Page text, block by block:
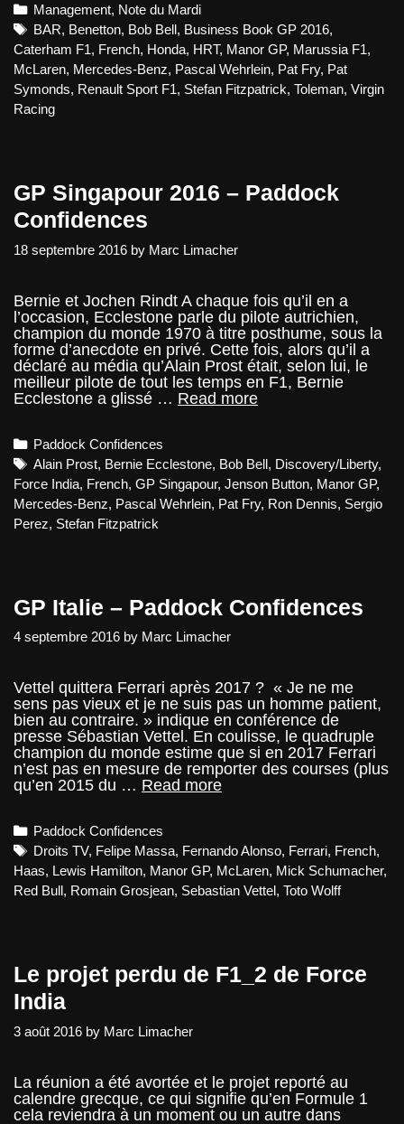
–
Le
plan
de
5
ans
Categories
Management, Note du Mardi
Tags
BAR, Benetton, Bob Bell , Business Book GP 2016,
Caterham F1, French, Honda, HRT, Manor GP, Marussia F1,
McLaren, Mercedes-Benz, Pascal Wehrlein, Pat Fry, Pat
Symonds, Renault Sport F1, Stefan Fitzpatrick, Toleman, Virgin
Racing
GP Singapour 2016 – Paddock
Confidences
18 septembre 2016 by Marc Limacher
Bernie et Jochen Rindt A chaque fois qu’il en a
l’occasion, Ecclestone parle du pilote autrichien,
champion du monde 1970 à titre posthume, sous la
forme d’anecdote en privé. Cette fois, alors qu’il a
déclaré au média qu’Alain Prost était, selon lui, le
meilleur pilote de tout les temps en F1, Bernie
Ecclestone a glissé … Read moreGP
Paddock
Confidences
Categories
Paddock Confidences
Tags
Alain Prost, Bernie Ecclestone, Bob Bell, Discovery/Liberty,
Force India, French, GP Singapour, Jenson Button, Manor GP,
Mercedes-Benz, Pascal Wehrlein, Pat Fry, Ron Dennis, Sergio
Perez, Stefan Fitzpatrick
GP Italie – Paddock Confidences
4 septembre 2016 by Marc Limacher
Vettel quittera Ferrari après 2017 ? « Je ne me
sens pas vieux et je ne suis pas un homme patient,
bien au contraire. » indique en conférence de
presse Sébastian Vettel. En coulisse, le quadruple
champion du monde estime que si en 2017 Ferrari
n’est pas en mesure de remporter des courses (plus
qu’en 2015 du … Read moreGP
Confidences
Categories
Paddock Confidences
Tags
Droits TV, Felipe Massa, Fernando Alonso, Ferrari, French,
Haas, Lewis Hamilton, Manor GP, McLaren, Mick Schumacher,
Red Bull, Romain Grosjean, Sebastian Vettel, Toto Wolff
Le projet perdu de F1_2 de Force
India
3 août 2016 by Marc Limacher
La réunion a été avortée et le projet reporté au
calendre grecque, ce qui signifie qu’en Formule 1
cela reviendra à un moment ou un autre dans